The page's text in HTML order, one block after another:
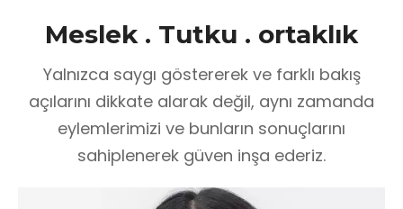
Meslek . Tutku . ortaklık
Yalnızca saygı göstererek ve farklı bakış
açılarını dikkate alarak değil, aynı zamanda
eylemlerimizi ve bunların sonuçlarını
sahiplenerek güven inşa ederiz.